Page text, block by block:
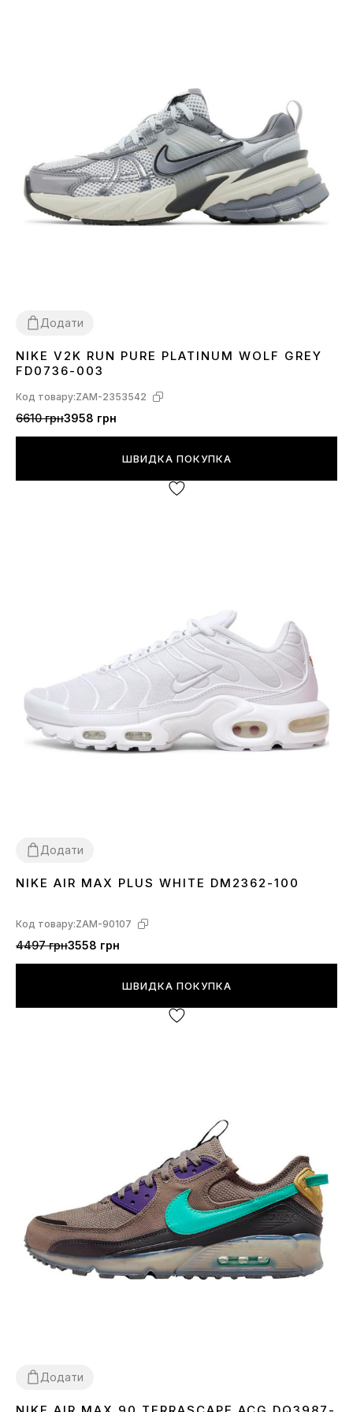
Додати
3637 38394041 42 4344
NIKE V2K RUN PURE PLATINUM WOLF GREY
FD0736-003
Код товару:ZAM-2353542
6610 грн3958 грн
ШВИДКА ПОКУПКА
Додати
3637 38 39 404142 434445
NIKE AIR MAX PLUS WHITE DM2362-100
Код товару:ZAM-90107
4497 грн3558 грн
ШВИДКА ПОКУПКА
Додати